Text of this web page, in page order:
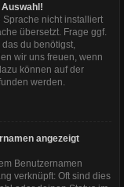
nicht installiert
übersetzt. Frage ggf.
du benötigst,
wir uns freuen, wenn
können auf der
werden.
angezeigt
Benutzernamen
verknüpft: Oft sind dies